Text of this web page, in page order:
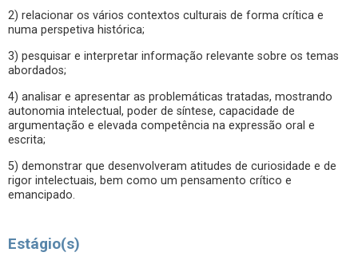
2) relacionar os vários contextos culturais de forma crítica e
numa perspetiva histórica;
3) pesquisar e interpretar informação relevante sobre os temas
abordados;
4) analisar e apresentar as problemáticas tratadas, mostrando
autonomia intelectual, poder de síntese, capacidade de
argumentação e elevada competência na expressão oral e
escrita;
5) demonstrar que desenvolveram atitudes de curiosidade e de
rigor intelectuais, bem como um pensamento crítico e
emancipado.
Estágio(s)